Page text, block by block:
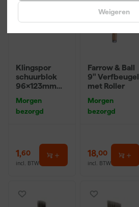
Weigeren
Klingspor
schuurblok
96x123mm
Morgen
bezorgd
1,60
incl. BTW
Farrow & Ball
9" Verfbeugel
met Roller
Morgen
bezorgd
18,00
incl. BTW